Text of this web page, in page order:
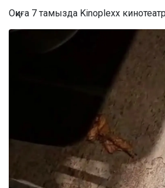
Оқиға 7 тамызда Kinoplexx